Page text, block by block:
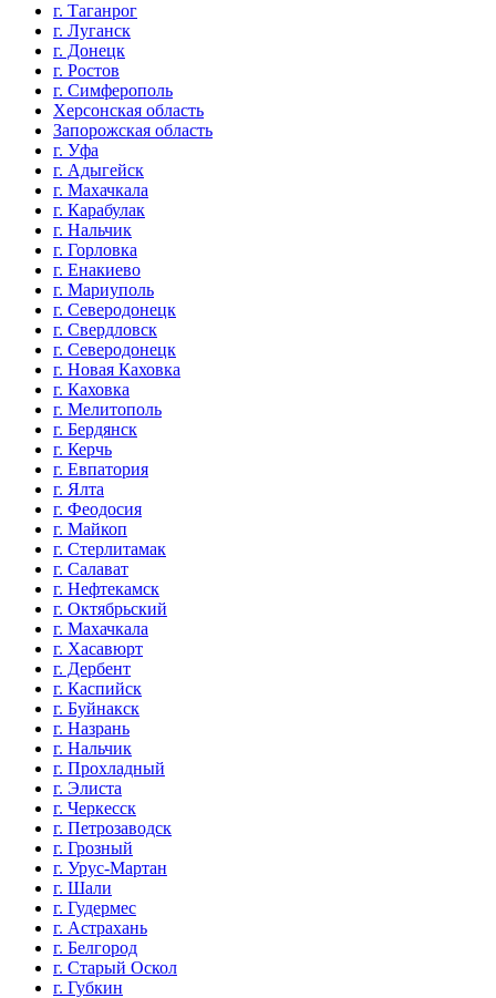
г. Таганрог
г. Луганск
г. Донецк
г. Ростов
г. Симферополь
Херсонская область
Запорожская область
г. Уфа
г. Адыгейск
г. Махачкала
г. Карабулак
г. Нальчик
г. Горловка
г. Енакиево
г. Мариуполь
г. Северодонецк
г. Свердловск
г. Северодонецк
г. Новая Каховка
г. Каховка
г. Мелитополь
г. Бердянск
г. Керчь
г. Евпатория
г. Ялта
г. Феодосия
г. Майкоп
г. Стерлитамак
г. Салават
г. Нефтекамск
г. Октябрьский
г. Махачкала
г. Хасавюрт
г. Дербент
г. Каспийск
г. Буйнакск
г. Назрань
г. Нальчик
г. Прохладный
г. Элиста
г. Черкесск
г. Петрозаводск
г. Грозный
г. Урус-Мартан
г. Шали
г. Гудермес
г. Астрахань
г. Белгород
г. Старый Оскол
г. Губкин